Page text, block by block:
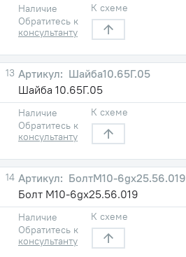
Наличие
Обратитесь к
консультанту
К схеме
13
Шайба10.65Г.05
Шайба 10.65Г.05
Наличие
Обратитесь к
консультанту
К схеме
14
БолтМ10-6gх25.56.019
Болт М10-6gх25.56.019
Наличие
Обратитесь к
консультанту
К схеме